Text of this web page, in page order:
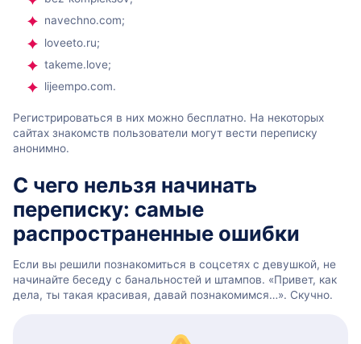
navechno.com;
loveeto.ru;
takeme.love;
lijeempo.com.
Регистрироваться в них можно бесплатно. На некоторых
сайтах знакомств пользователи могут вести переписку
анонимно.
С чего нельзя начинать
переписку: самые
распространенные ошибки
Если вы решили познакомиться в соцсетях с девушкой, не
начинайте беседу с банальностей и штампов. «Привет, как
дела, ты такая красивая, давай познакомимся…». Скучно.